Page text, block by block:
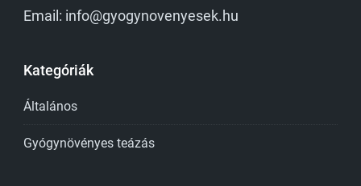
Email: info@gyogynovenyesek.hu
Kategóriák
Általános
Gyógynövényes teázás